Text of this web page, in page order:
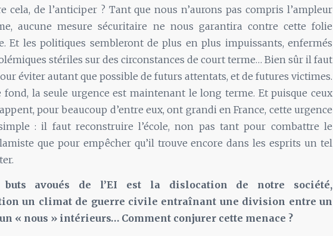
cela, de l’anticiper ? Tant que nous n’aurons pas compris l’ampleur
aucune mesure sécuritaire ne nous garantira contre cette folie
Et les politiques sembleront de plus en plus impuissants, enfermés
stériles sur des circonstances de court terme… Bien sûr il faut
éviter autant que possible de futurs attentats, et de futures victimes.
fond, la seule urgence est maintenant le long terme. Et puisque ceux
pour beaucoup d’entre eux, ont grandi en France, cette urgence
: il faut reconstruire l’école, non pas tant pour combattre le
que pour empêcher qu’il trouve encore dans les esprits un tel
buts avoués de l’EI est la dislocation de notre société,
un climat de guerre civile entraînant une division entre un
« nous » intérieurs… Comment conjurer cette menace ?